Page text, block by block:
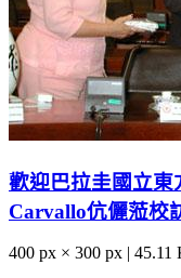
歡迎巴拉圭國立
Carvallo伉儷蒞校
400 px × 300 px | 45.11